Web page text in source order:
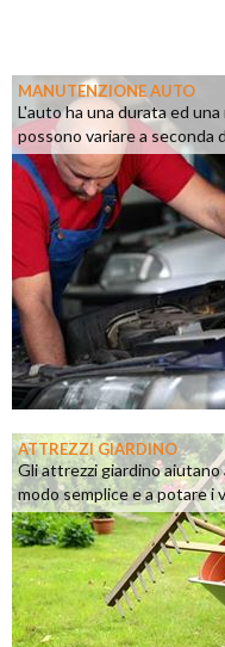
MANUTENZIONE AUTO
L'auto ha una durata ed
possono variare a seconda
ATTREZZI GIARDINO
Gli attrezzi giardino aiutano
modo semplice e a potare i